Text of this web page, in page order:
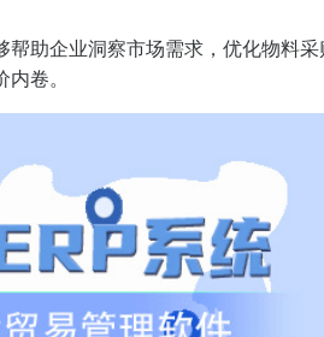
助企业洞察市场需求，优化物料采
卷。